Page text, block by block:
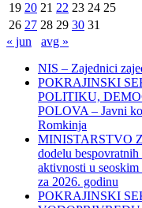
19 20 21 22 23 24 25
26 27 28 29 30 31
« jun
avg »
NIS – Zajednici
POKRAJINSKI
POLITIKU,
POLOVA – Javni
Romkinja
MINISTARSTVO
dodelu
aktivnosti u
za 2026. godinu
POKRAJINSKI